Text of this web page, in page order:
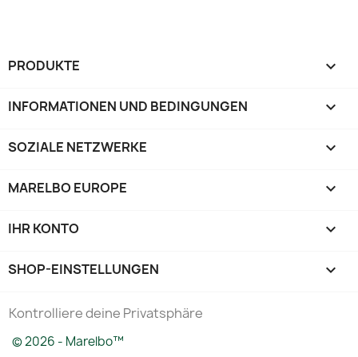
PRODUKTE 
INFORMATIONEN UND BEDINGUNGEN 
SOZIALE NETZWERKE 
MARELBO EUROPE 
IHR KONTO 
SHOP-EINSTELLUNGEN keyboard_arrow_down
Kontrolliere deine Privatsphäre
© 2026 - Marelbo™